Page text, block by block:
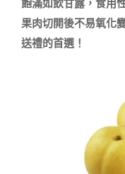
飽滿如飲甘露，食用
果肉切開後不易氧化
送禮的首選！